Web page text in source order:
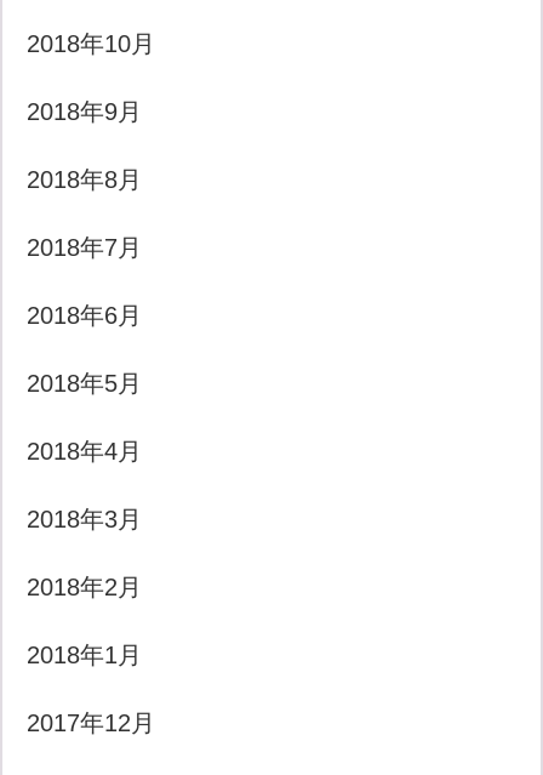
2018年10月
2018年9月
2018年8月
2018年7月
2018年6月
2018年5月
2018年4月
2018年3月
2018年2月
2018年1月
2017年12月